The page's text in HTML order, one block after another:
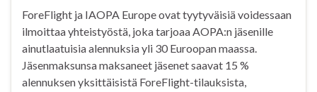
ForeFlight ja IAOPA Europe ovat tyytyväisiä voidessaan
ilmoittaa yhteistyöstä, joka tarjoaa AOPA:n jäsenille
ainutlaatuisia alennuksia yli 30 Euroopan maassa.
Jäsenmaksunsa maksaneet jäsenet saavat 15 %
alennuksen yksittäisistä ForeFlight-tilauksista,